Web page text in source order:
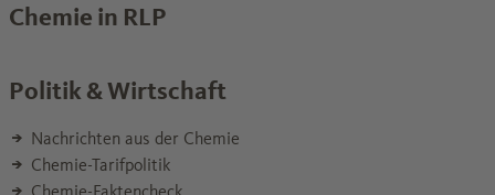
Chemie in RLP
Politik & Wirtschaft
Nachrichten aus der Chemie
Chemie-Tarifpolitik